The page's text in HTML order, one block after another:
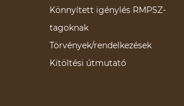
Könnyített igénylés RMPSZ-
tagoknak
Törvények/rendelkezések
Kitöltési útmutató